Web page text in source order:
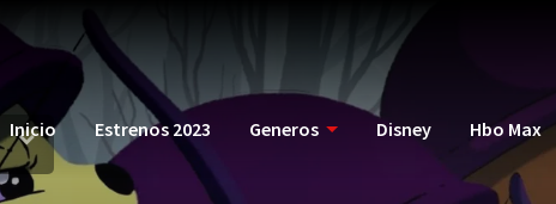
Inicio Estrenos 2023 Generos Disney Hbo Max